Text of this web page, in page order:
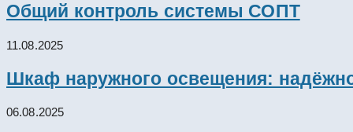
Общий контроль системы СОПТ
11.08.2025
Шкаф наружного освещения:
06.08.2025